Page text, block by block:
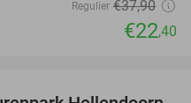
Regulier €37,90
€22,40